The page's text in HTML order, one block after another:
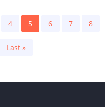
Page
4
Current
5 Page
6 Page
7 Page
8
Last
Last »